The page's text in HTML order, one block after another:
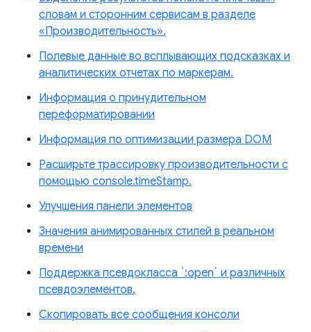
словам и сторонним сервисам в разделе
«Производительность».
Полевые данные во всплывающих подсказках и
аналитических отчетах по маркерам.
Информация о принудительном
переформатировании
Информация по оптимизации размера DOM
Расширьте трассировку производительности с
помощью console.timeStamp.
Улучшения панели элементов
Значения анимированных стилей в реальном
времени
Поддержка псевдокласса `:open` и различных
псевдоэлементов.
Скопировать все сообщения консоли